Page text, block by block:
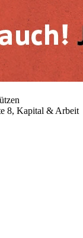
8, Kapital & Arbeit